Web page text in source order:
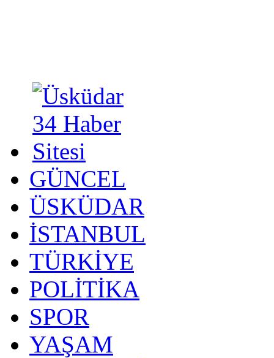
GÜNCEL
ÜSKÜDAR
İSTANBUL
TÜRKİYE
POLİTİKA
SPOR
YAŞAM